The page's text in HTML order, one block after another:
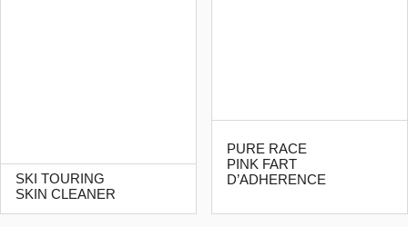
SKI TOURING
SKIN CLEANER
PURE RACE
PINK FART
D’ADHERENCE